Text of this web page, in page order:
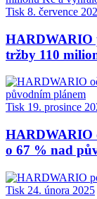
Tisk 8. července
HARDWARIO
tržby 110
Tisk 19. prosince
HARDWARIO
o 67 % nad
Tisk 24. února 2025